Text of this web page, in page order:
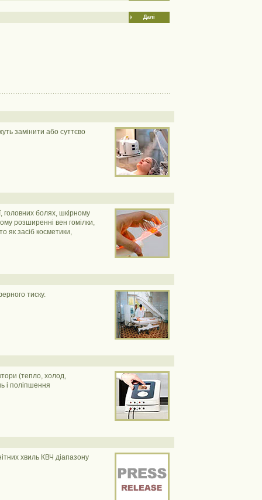
Далі
замінити або суттєво
головних болях, шкірному
розширенні вен гомілки,
як засіб косметики,
тиску.
(тепло, холод,
і поліпшення
хвиль КВЧ діапазону